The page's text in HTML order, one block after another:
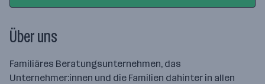
Über uns
Familiäres Beratungsunternehmen, das
Unternehmer:innen und die Familien dahinter in allen